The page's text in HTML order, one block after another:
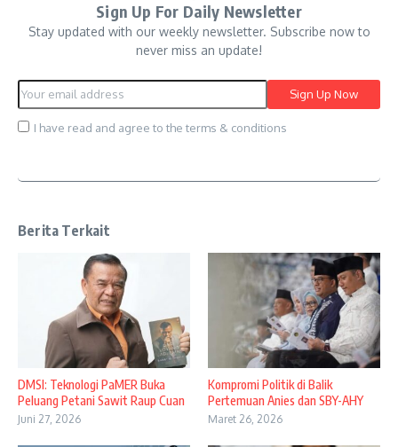
Sign Up For Daily Newsletter
Stay updated with our weekly newsletter. Subscribe now to
never miss an update!
I have read and agree to the terms & conditions
Berita Terkait
DMSI: Teknologi PaMER Buka
Peluang Petani Sawit Raup Cuan
Juni 27, 2026
Kompromi Politik di Balik
Pertemuan Anies dan SBY-AHY
Maret 26, 2026